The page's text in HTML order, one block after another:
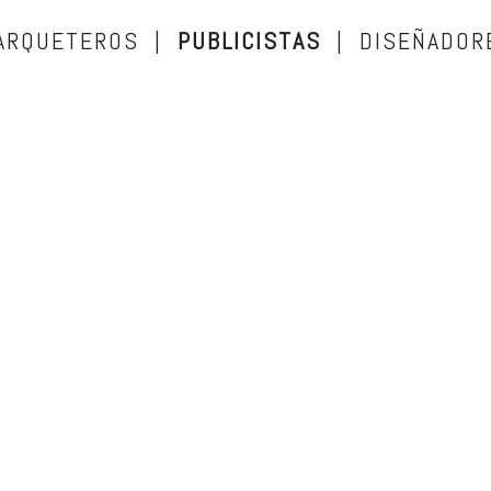
| PUBLICISTAS |